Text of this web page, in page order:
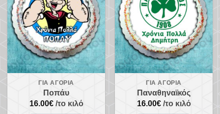
ΓΙΑ ΑΓΌΡΙΑ
Ποπάυ
16.00€/το κιλό
ΓΙΑ ΑΓΌΡΙΑ
Παναθηναϊκός
16.00€/το κιλό